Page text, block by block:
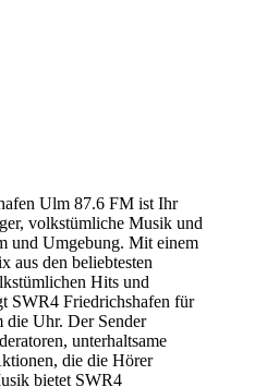
Ulm 87.6 FM ist Ihr
volkstümliche Musik und
und Umgebung. Mit einem
aus den beliebtesten
Hits und
SWR4 Friedrichshafen für
die Uhr. Der Sender
unterhaltsame
die die Hörer
bietet SWR4